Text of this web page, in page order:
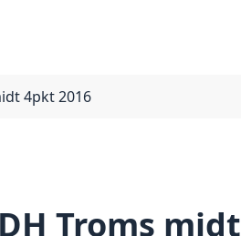
4pkt 2016
Troms midt